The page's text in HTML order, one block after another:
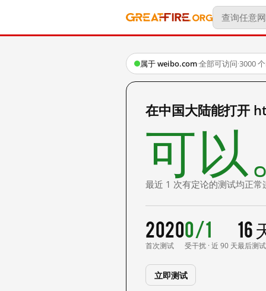
属于 weibo.com·全部可访问·3000
在中国大陆能打开
可以
最近 1 次有定论的测试均正常
2020
首次测试
0/1
受干扰 · 近 90 天
16
最后测试
立即测试